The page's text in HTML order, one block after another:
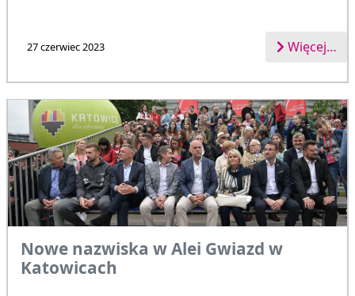
27 czerwiec 2023 Więcej…
Nowe nazwiska w Alei Gwiazd w
Katowicach